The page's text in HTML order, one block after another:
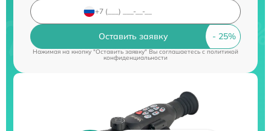
Оставить заявку
Нажимая на кнопку "Оставить заявку" Вы соглашаетесь cполитикой
конфиденциальности